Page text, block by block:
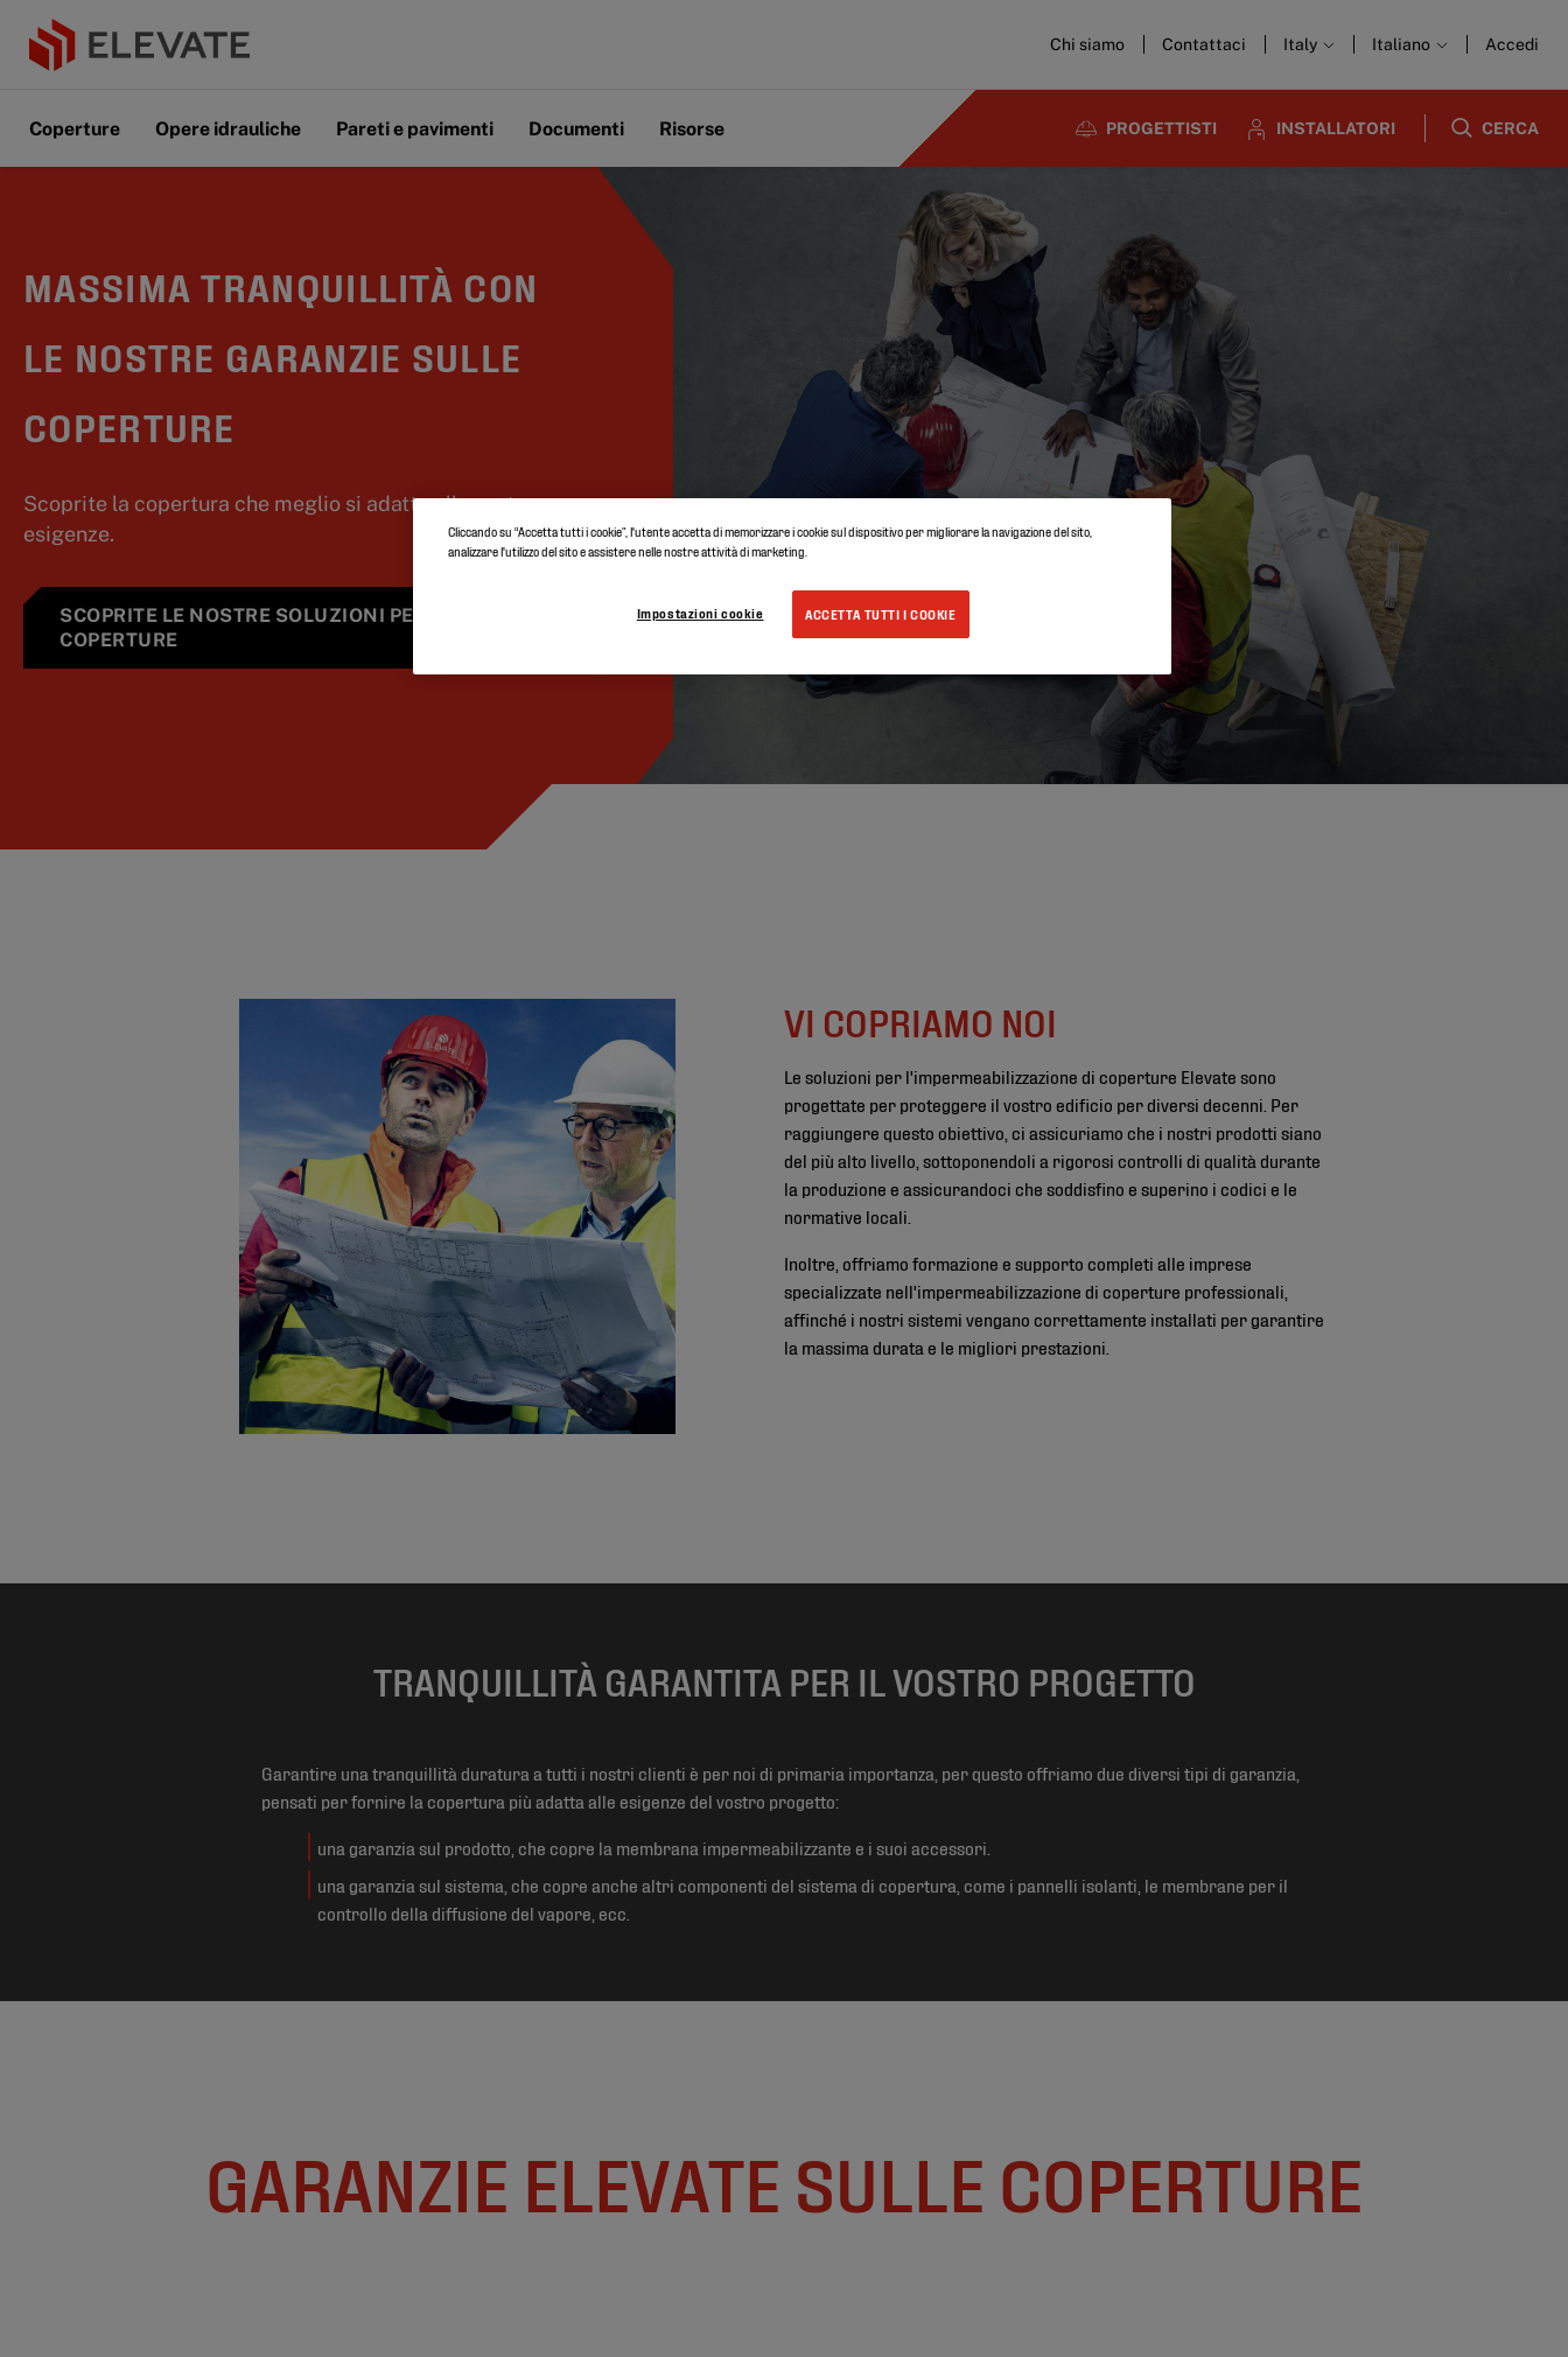
Chi siamo Contattaci Italy Italiano Accedi
Coperture Opere idrauliche Pareti e pavimenti Documenti Risorse PROGETTISTI INSTALLATORI CERCA
MASSIMA TRANQUILLITÀ CON
LE NOSTRE GARANZIE SULLE
COPERTURE
Scoprite la copertura che meglio si adatta alle vostre
esigenze.
SCOPRITE LE NOSTRE SOLUZIONI PER
COPERTURE
VI COPRIAMO NOI
Le soluzioni per l'impermeabilizzazione di coperture Elevate sono
progettate per proteggere il vostro edificio per diversi decenni. Per
raggiungere questo obiettivo, ci assicuriamo che i nostri prodotti siano
del più alto livello, sottoponendoli a rigorosi controlli di qualità durante
la produzione e assicurandoci che soddisfino e superino i codici e le
normative locali.
Inoltre, offriamo formazione e supporto completi alle imprese
specializzate nell'impermeabilizzazione di coperture professionali,
affinché i nostri sistemi vengano correttamente installati per garantire
la massima durata e le migliori prestazioni.
TRANQUILLITÀ GARANTITA PER IL VOSTRO PROGETTO
Garantire una tranquillità duratura a tutti i nostri clienti è per noi di primaria importanza, per questo offriamo due diversi tipi di garanzia,
pensati per fornire la copertura più adatta alle esigenze del vostro progetto:
una garanzia sul prodotto, che copre la membrana impermeabilizzante e i suoi accessori.
una garanzia sul sistema, che copre anche altri componenti del sistema di copertura, come i pannelli isolanti, le membrane per il
controllo della diffusione del vapore, ecc.
GARANZIE ELEVATE SULLE COPERTURE
Cliccando su “Accetta tutti i cookie”, l'utente accetta di memorizzare i cookie sul dispositivo per migliorare la navigazione del sito,
analizzare l'utilizzo del sito e assistere nelle nostre attività di marketing.
ACCETTA TUTTI I COOKIE
Impostazioni cookie